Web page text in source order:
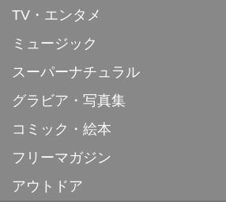
TV・エンタメ
ミュージック
スーパーナチュラル
グラビア・写真集
コミック・絵本
フリーマガジン
アウトドア